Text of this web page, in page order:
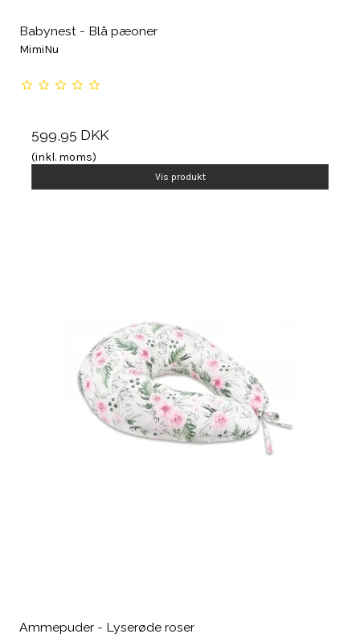
Babynest - Blå pæoner
MimiNu
599,95 DKK
(inkl. moms)
Vis produkt
Ammepuder - Lyserøde roser